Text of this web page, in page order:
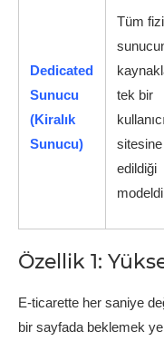
Dedicated
Sunucu
(Kiralık
Sunucu)
Tüm
tek bir
edildiği
Özellik 1:
E-ticarette her saniye
bir sayfada beklemek